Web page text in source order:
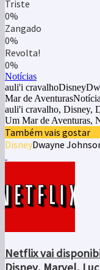
Triste
0%
Zangado
0%
Revolta!
0%
Notícias
auli'i
Mar de
auli'i cravalho, Disney,
Um Mar de Aventuras,
Também vais gostar
DisneyDwayne
Netflix vai